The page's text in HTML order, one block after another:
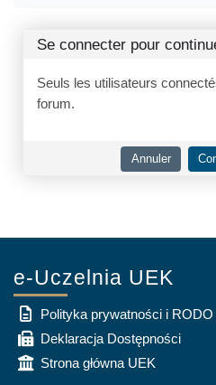
Se connecter pour
Seuls les utilisateurs
forum.
Annuler
e-Uczelnia UEK
Polityka prywatności i RODO
Deklaracja Dostępności
Strona główna UEK